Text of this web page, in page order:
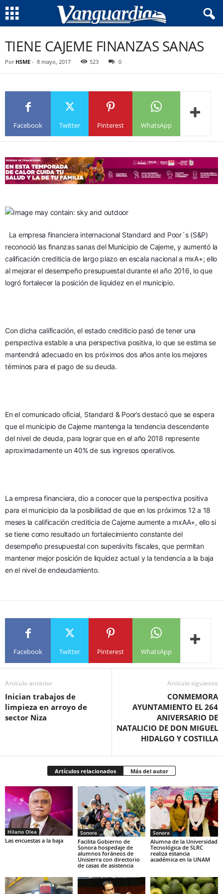
TIENE CAJEME FINANZAS SANAS
Por HSME - 8 mayo, 2017 523 0
Facebook Twitter Pinterest WhatsApp
La empresa financiera internacional Standard and Poor´s (S&P)
reconoció las finanzas sanas del Municipio de Cajeme, y aumentó la
calificación crediticia de largo plazo en escala nacional a mxA+; ello
al mejorar el desempeño presupuestal durante el año 2016, lo que
logró fortalecer la posición de liquidez en el municipio.
Con dicha calificación, el estado crediticio pasó de tener una
perspectiva estable a una perspectiva positiva, lo que se estima se
mantendrá adecuado en los próximos dos años ante los mejores
términos para el pago de su deuda.
En el comunicado oficial, Standard & Poor’s destacó que se espera
que el municipio de Cajeme mantenga la tendencia descendente
del nivel de deuda, para lograr que en el año 2018 represente
aproximadamente un 40% de sus ingresos operativos.
La empresa financiera, dio a conocer que la perspectiva positiva
para el municipio da la posibilidad de que en los próximos 12 a 18
meses la calificación crediticia de Cajeme aumente a mxAA+, ello si
se tiene como resultado un fortalecimiento constante del
desempeño presupuestal con superávits fiscales, que permitan
mantener mejor posición de liquidez actual y la tendencia a la baja
en el nivel de endeudamiento.
Facebook Twitter Pinterest WhatsApp
Artículo anterior
Inician trabajos de
limpieza en arroyo de
sector Niza
Artículo siguiente
CONMEMORA
AYUNTAMIENTO EL 264
ANIVERSARIO DE
NATALICIO DE DON MIGUEL
HIDALGO Y COSTILLA
Artículos relacionados Más del autor
Hilario Olea
Las encuestas a la baja
Sonora
Facilita Gobierno de
Sonora hospedaje de
alumnos foráneos de
Unisierra con directorio
de casas de asistencia
Sonora
Alumna de la Universidad
Tecnológica de SLRC
realiza estancia
académica en la UNAM